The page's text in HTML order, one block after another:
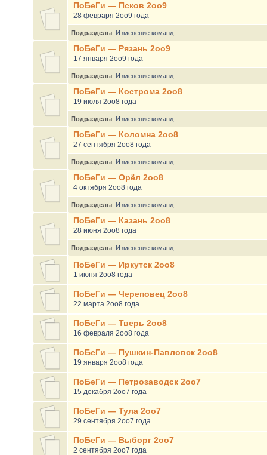
ПоБеГи — Псков 2оо9
28 февраря 2оо9 года
Подразделы: Изменение команд
ПоБеГи — Рязань 2оо9
17 января 2оо9 года
Подразделы: Изменение команд
ПоБеГи — Кострома 2оо8
19 июля 2оо8 года
Подразделы: Изменение команд
ПоБеГи — Коломна 2оо8
27 сентября 2оо8 года
Подразделы: Изменение команд
ПоБеГи — Орёл 2оо8
4 октября 2оо8 года
Подразделы: Изменение команд
ПоБеГи — Казань 2оо8
28 июня 2оо8 года
Подразделы: Изменение команд
ПоБеГи — Иркутск 2оо8
1 июня 2оо8 года
ПоБеГи — Череповец 2оо8
22 марта 2оо8 года
ПоБеГи — Тверь 2оо8
16 февраля 2оо8 года
ПоБеГи — Пушкин-Павловск 2оо8
19 января 2оо8 года
ПоБеГи — Петрозаводск 2оо7
15 декабря 2оо7 года
ПоБеГи — Тула 2оо7
29 сентября 2оо7 года
ПоБеГи — Выборг 2оо7
2 сентября 2оо7 года